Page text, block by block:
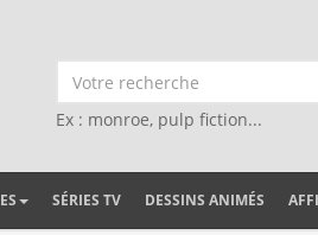
Ex : monroe, pulp fiction...
SÉRIES TV DESSINS ANIMÉS